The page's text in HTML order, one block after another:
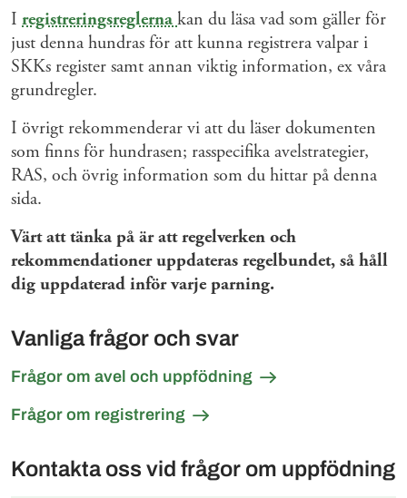
I registreringsreglernakan du läsa vad som gäller för
just denna hundras för att kunna registrera valpar i
SKKs register samt annan viktig information, ex våra
grundregler.
I övrigt rekommenderar vi att du läser dokumenten
som finns för hundrasen; rasspecifika avelstrategier,
RAS, och övrig information som du hittar på denna
sida.
Värt att tänka på är att regelverken och
rekommendationer uppdateras regelbundet, så håll
dig uppdaterad inför varje parning.
Vanliga frågor och svar
Frågor om avel och uppfödning
Frågor om registrering
Kontakta oss vid frågor om uppfödning